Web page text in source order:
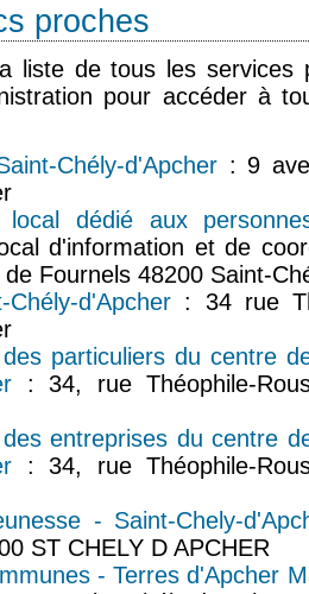
proches
liste de tous les services
pour accéder à
Chély-d'Apcher : 9
local dédié aux
d'information et de
Fournels 48200 Saint-
d'Apcher : 34 rue
particuliers du centre
: 34, rue Théophile-
entreprises du centre
: 34, rue Théophile-
- Saint-Chely-
ST CHELY D APCHER
- Terres d'Apcher